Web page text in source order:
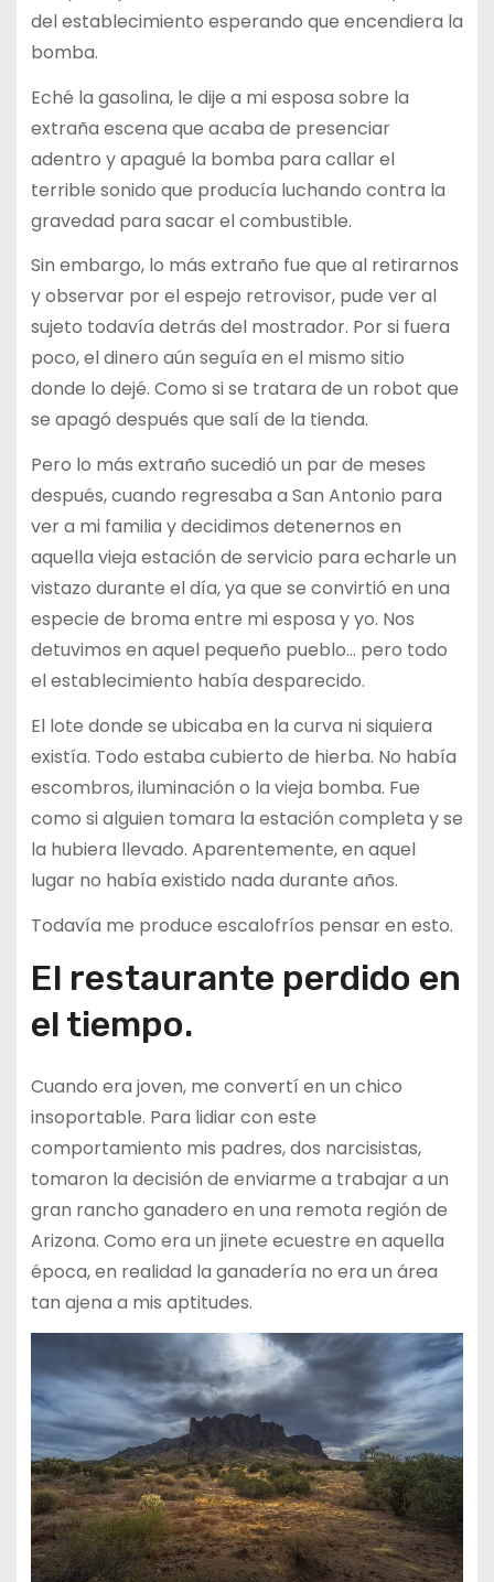
del establecimiento esperando que encendiera la
bomba.
Eché la gasolina, le dije a mi esposa sobre la
extraña escena que acaba de presenciar
adentro y apagué la bomba para callar el
terrible sonido que producía luchando contra la
gravedad para sacar el combustible.
Sin embargo, lo más extraño fue que al retirarnos
y observar por el espejo retrovisor, pude ver al
sujeto todavía detrás del mostrador. Por si fuera
poco, el dinero aún seguía en el mismo sitio
donde lo dejé. Como si se tratara de un robot que
se apagó después que salí de la tienda.
Pero lo más extraño sucedió un par de meses
después, cuando regresaba a San Antonio para
ver a mi familia y decidimos detenernos en
aquella vieja estación de servicio para echarle un
vistazo durante el día, ya que se convirtió en una
especie de broma entre mi esposa y yo. Nos
detuvimos en aquel pequeño pueblo… pero todo
el establecimiento había desparecido.
El lote donde se ubicaba en la curva ni siquiera
existía. Todo estaba cubierto de hierba. No había
escombros, iluminación o la vieja bomba. Fue
como si alguien tomara la estación completa y se
la hubiera llevado. Aparentemente, en aquel
lugar no había existido nada durante años.
Todavía me produce escalofríos pensar en esto.
El restaurante perdido en
el tiempo.
Cuando era joven, me convertí en un chico
insoportable. Para lidiar con este
comportamiento mis padres, dos narcisistas,
tomaron la decisión de enviarme a trabajar a un
gran rancho ganadero en una remota región de
Arizona. Como era un jinete ecuestre en aquella
época, en realidad la ganadería no era un área
tan ajena a mis aptitudes.